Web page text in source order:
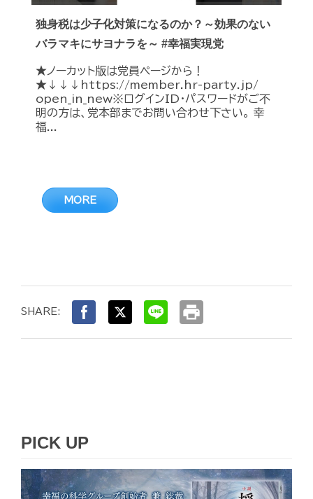
独身税は少子化対策になるのか？～効果のない
バラマキにサヨナラを～ #幸福実現党
★ノーカット版は党員ページから！
★↓↓↓https://member.hr-party.jp/
open_in_new※ログインID・パスワードがご不
明の方は、党本部までお問い合わせ下さい。 幸
福...
MORE
SHARE: print
PICK UP